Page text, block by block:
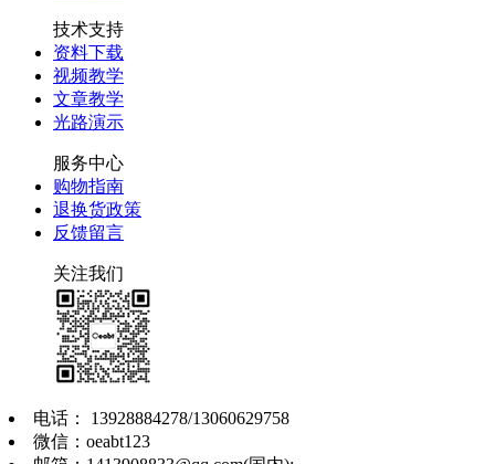
技术支持
资料下载
视频教学
文章教学
光路演示
服务中心
购物指南
退换货政策
反馈留言
关注我们
电话： 13928884278/13060629758
微信：oeabt123